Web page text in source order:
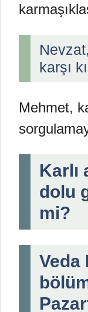
karşı
Mehmet,
Karlı
dolu
mi?
Veda